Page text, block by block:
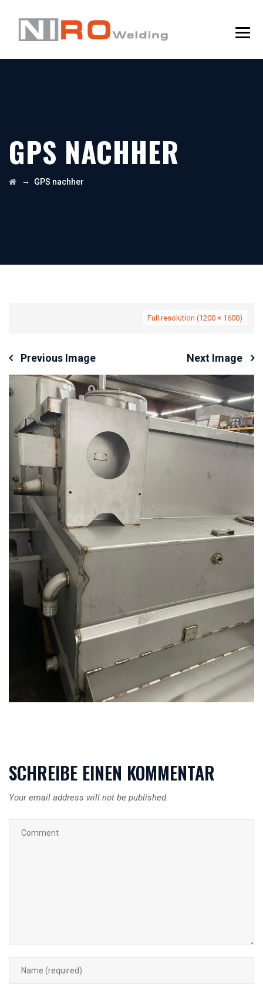
GPS NACHHER
→ GPS nachher
Full resolution (1200 × 1600)
Previous Image Next Image
SCHREIBE EINEN KOMMENTAR
Your email address will not be published.